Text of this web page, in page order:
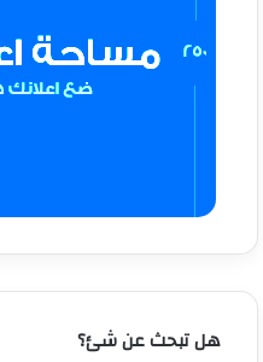
هل تبحث عن شئ؟